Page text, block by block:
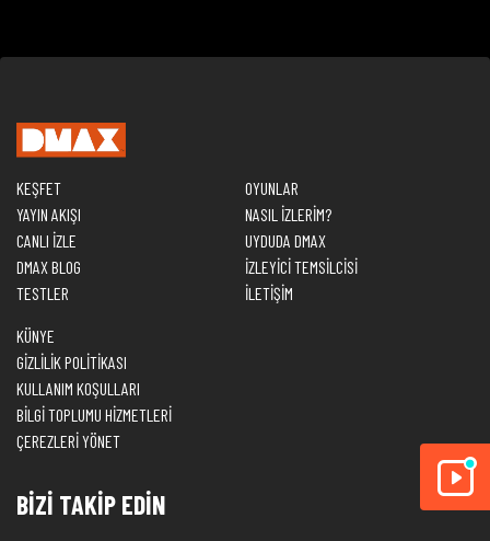
KEŞFET
YAYIN AKIŞI
CANLI İZLE
DMAX BLOG
TESTLER
OYUNLAR
NASIL İZLERİM?
UYDUDA DMAX
İZLEYİCİ TEMSİLCİSİ
İLETİŞİM
KÜNYE
GİZLİLİK POLİTİKASI
KULLANIM KOŞULLARI
BİLGİ TOPLUMU HİZMETLERİ
ÇEREZLERİ YÖNET
BİZİ TAKİP EDİN